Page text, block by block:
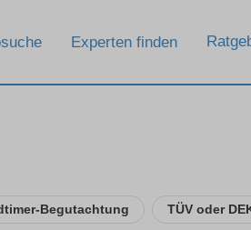
Experten finden
Begutachtung TÜV oder